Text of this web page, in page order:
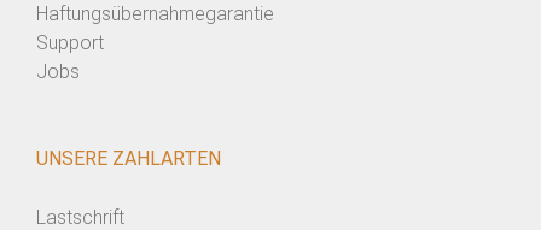
Haftungsübernahmegarantie
Support
Jobs
UNSERE ZAHLARTEN
Lastschrift